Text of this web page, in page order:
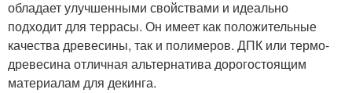
обладает улучшенными свойствами и идеально
подходит для террасы. Он имеет как положительные
качества древесины, так и полимеров. ДПК или термо-
древесина отличная альтернатива дорогостоящим
материалам для декинга.